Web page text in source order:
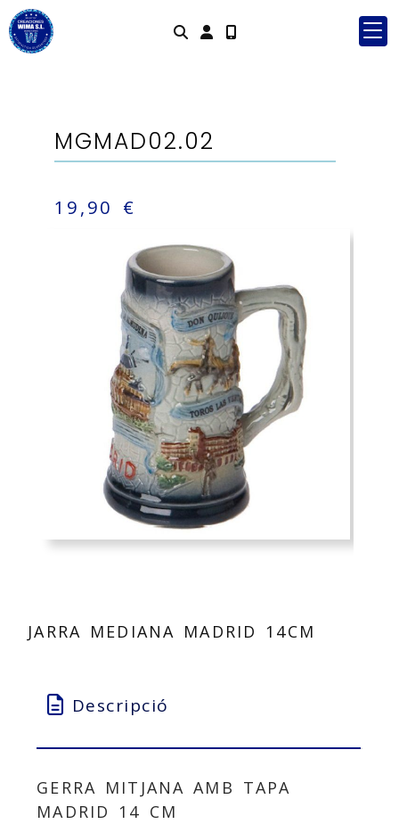
Identifícat
MGMAD02.02
19,90 €
JARRA MEDIANA MADRID 14CM
Descripció
GERRA MITJANA AMB TAPA
MADRID 14 CM